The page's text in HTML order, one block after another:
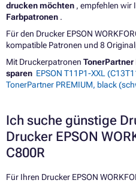
drucken möchten , empfehlen wir
Farbpatronen .
Für den Drucker EPSON
kompatible Patronen und 8
Mit Druckerpatronen TonerPartner
sparen EPSON T11P1-XXL
TonerPartner PREMIUM, black
Ich suche günstige
Drucker EPSON
C800R
Für Ihren Drucker EPSON